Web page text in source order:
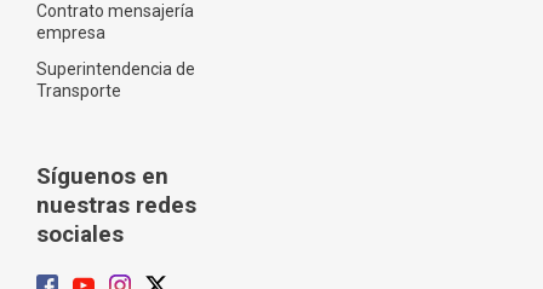
Contrato mensajería
empresa
Superintendencia de
Transporte
Síguenos en
nuestras redes
sociales